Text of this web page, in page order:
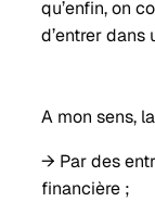
qu’enfin, on
d’entrer
A mon sens,
→ Par des
financière ;